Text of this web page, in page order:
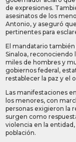
de expresiones.
asesinatos de los
Antonio, y aseguró
pertinentes para
El mandatario
Sinaloa, reconociendo
miles de hombres y
gobiernos federal,
restablecer la paz y el
Las manifestaciones
los menores, con
personas exigieron la
surgen como
violencia en la
población.